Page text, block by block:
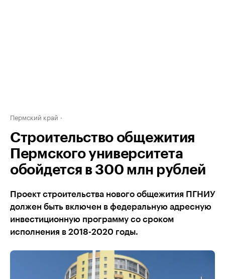
Пермский край
Строительство общежития
Пермского университета
обойдется в 300 млн рублей
Проект строительства нового общежития ПГНИУ
должен быть включен в федеральную адресную
инвестиционную программу со сроком
исполнения в 2018-2020 годы.